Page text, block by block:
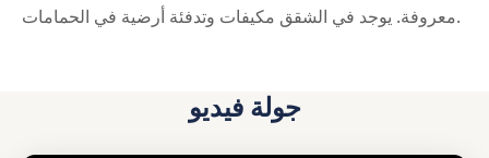
معروفة. يوجد في الشقق مكيفات وتدفئة أرضية في الحمامات.
جولة فيديو